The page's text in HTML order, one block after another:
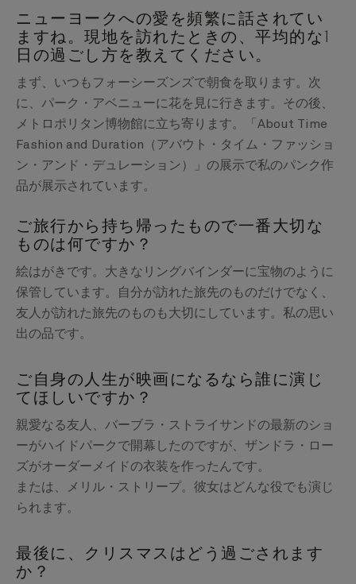
ニューヨークへの愛を頻繁に話されてい
ますね。現地を訪れたときの、平均的な1
日の過ごし方を教えてください。
まず、いつもフォーシーズンズで朝食を取ります。次
に、パーク・アベニューに花を見に行きます。その後、
メトロポリタン博物館に立ち寄ります。「About Time
Fashion and Duration（アバウト・タイム・ファッショ
ン・アンド・デュレーション）」の展示で私のパンク作
品が展示されています。
ご旅行から持ち帰ったもので一番大切な
ものは何ですか？
絵はがきです。大きなリングバインダーに宝物のように
保管しています。自分が訪れた旅先のものだけでなく、
友人が訪れた旅先のものも大切にしています。私の思い
出の品です。
ご自身の人生が映画になるなら誰に演じ
てほしいですか？
親愛なる友人、バーブラ・ストライサンドの最新のショ
ーがハイドパークで開幕したのですが、ザンドラ・ロー
ズがオーダーメイドの衣装を作ったんです。
または、メリル・ストリープ。彼女はどんな役でも演じ
られます。
最後に、クリスマスはどう過ごされます
か？